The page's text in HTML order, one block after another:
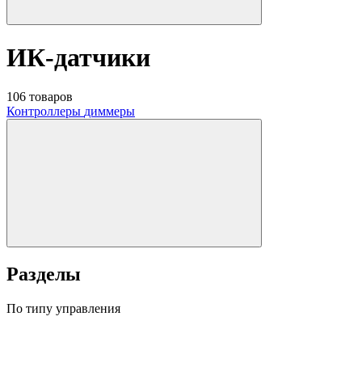
ИК-датчики
106 товаров
Контроллеры диммеры
Разделы
По типу управления